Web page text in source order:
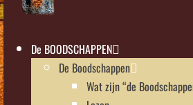
De BOODSCHAPPEN
De Boodschappen
Wat zijn “de